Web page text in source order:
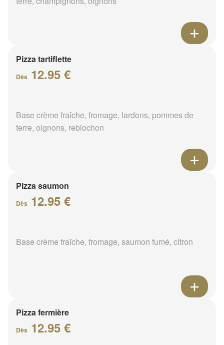
Pizza tartiflette
Dès 12.95 €
Base crème fraîche, fromage, lardons, pommes de
terre, oignons, reblochon
Pizza saumon
Dès 12.95 €
Base crème fraîche, fromage, saumon fumé, citron
Pizza fermière
Dès 12.95 €